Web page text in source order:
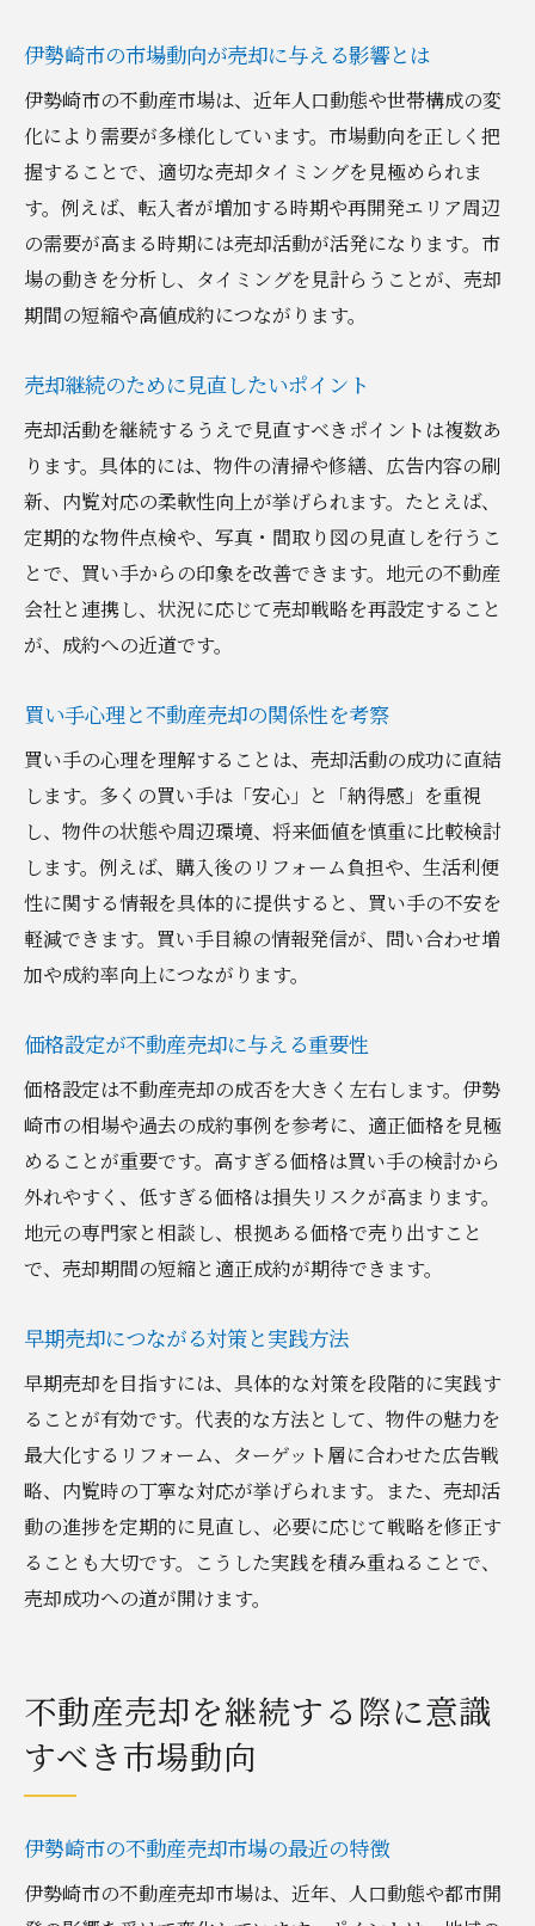
査定額の見直しが不動産売却に与える影響
売却期間短縮に役立つプロのサポート活用
内覧対応で印象アップを狙う工夫
継続的な不動産売却活動で成果を出すコツ
不動産売却を継続するための計画の立て方
売却活動の進捗を定期的に確認する重要性
柔軟な価格設定が継続売却を後押しする理
由
改善点を見極めて不動産売却に反映させる
成果につなげる売却活動の振り返り方法
売れ残りを防ぎたいなら知っておきたい手法
不動産売却が売れ残る前にできる対策
売却継続中に取り入れたい販促アイデア
売れ残り防止に役立つ情報発信のコツ
買い手に響く不動産売却の魅力づくり
地域の最新動向から見る売却成功への道
伊勢崎市の最新情報を不動産売却に活用
地域特有の傾向を売却継続にどう生かすか
周辺エリアの取引事例から学ぶ売却戦略
地元の不動産売却事情を知るメリット
売却活動に役立つ地域情報の集め方
不動産売却を続ける方への具体的なアドバイス
不動産売却で挫折しないための心構え
継続的な情報収集が売却成功を支える理由
信頼できる相談先で不動産売却を有利に
売却活動の見直しで新たな可能性を探る
トラブル回避のための売却時ポイント解説
伊勢崎市で成約率を高めるための工夫とは
不動産売却の成約率を左右する要素とは
伊勢崎市で効果的な売却戦略の立て方
成約率アップに直結する内覧対応術
買い手のニーズに寄り添う売却継続の秘訣
売却条件の調整が成約に与えるインパクト
成約率向上を目指す継続的な改善ポイント
伊勢崎市の市場動向が売却に与える影響とは
伊勢崎市の不動産市場は、近年人口動態や世帯構成の変
化により需要が多様化しています。市場動向を正しく把
握することで、適切な売却タイミングを見極められま
す。例えば、転入者が増加する時期や再開発エリア周辺
の需要が高まる時期には売却活動が活発になります。市
場の動きを分析し、タイミングを見計らうことが、売却
期間の短縮や高値成約につながります。
売却継続のために見直したいポイント
売却活動を継続するうえで見直すべきポイントは複数あ
ります。具体的には、物件の清掃や修繕、広告内容の刷
新、内覧対応の柔軟性向上が挙げられます。たとえば、
定期的な物件点検や、写真・間取り図の見直しを行うこ
とで、買い手からの印象を改善できます。地元の不動産
会社と連携し、状況に応じて売却戦略を再設定すること
が、成約への近道です。
買い手心理と不動産売却の関係性を考察
買い手の心理を理解することは、売却活動の成功に直結
します。多くの買い手は「安心」と「納得感」を重視
し、物件の状態や周辺環境、将来価値を慎重に比較検討
します。例えば、購入後のリフォーム負担や、生活利便
性に関する情報を具体的に提供すると、買い手の不安を
軽減できます。買い手目線の情報発信が、問い合わせ増
加や成約率向上につながります。
価格設定が不動産売却に与える重要性
価格設定は不動産売却の成否を大きく左右します。伊勢
崎市の相場や過去の成約事例を参考に、適正価格を見極
めることが重要です。高すぎる価格は買い手の検討から
外れやすく、低すぎる価格は損失リスクが高まります。
地元の専門家と相談し、根拠ある価格で売り出すこと
で、売却期間の短縮と適正成約が期待できます。
早期売却につながる対策と実践方法
早期売却を目指すには、具体的な対策を段階的に実践す
ることが有効です。代表的な方法として、物件の魅力を
最大化するリフォーム、ターゲット層に合わせた広告戦
略、内覧時の丁寧な対応が挙げられます。また、売却活
動の進捗を定期的に見直し、必要に応じて戦略を修正す
ることも大切です。こうした実践を積み重ねることで、
売却成功への道が開けます。
不動産売却を継続する際に意識
すべき市場動向
伊勢崎市の不動産売却市場の最近の特徴
伊勢崎市の不動産売却市場は、近年、人口動態や都市開